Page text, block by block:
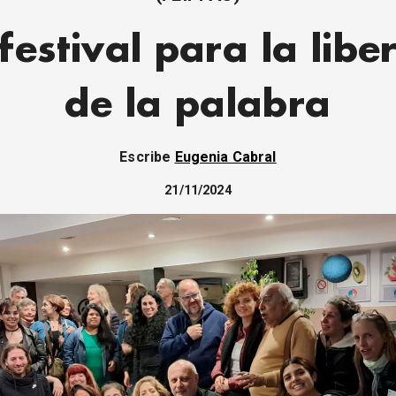
para la
de la palabra
Escribe Eugenia Cabral
21/11/2024